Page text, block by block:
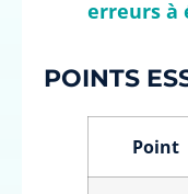
erreurs à
POINTS
Point